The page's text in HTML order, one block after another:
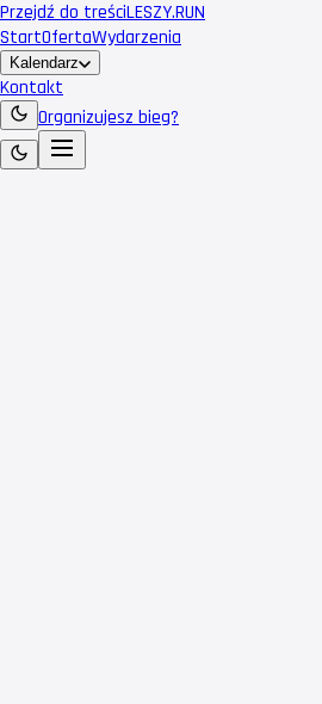
Przejdź do treściLESZY.RUN
StartOfertaWydarzenia
Kalendarz
Kontakt
Organizujesz bieg?